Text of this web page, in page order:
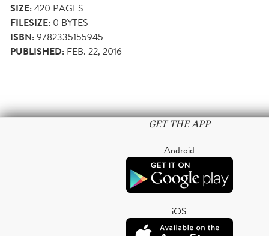
SIZE:420 PAGES
FILESIZE: 0 BYTES
ISBN:9782335155945
PUBLISHED: FEB. 22, 2016
GET THE APP
Android
iOS